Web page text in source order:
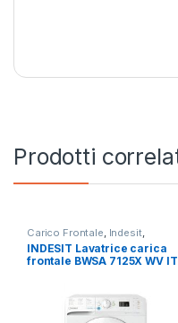
Prodotti
Carico Frontale Indesit,
Lavatrici, Libera Installazione
INDESIT Lavatrice carica
frontale BWSA 7125X WV IT